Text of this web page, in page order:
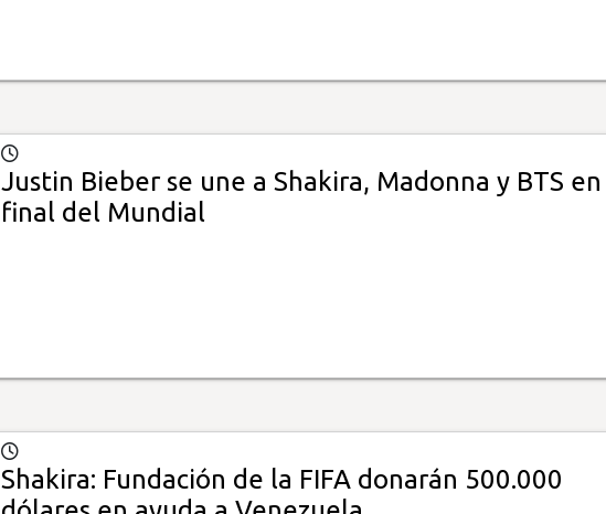
Justin Bieber se une a Shakira, Madonna y BTS
final del Mundial
Shakira: Fundación de la FIFA donarán 500.000